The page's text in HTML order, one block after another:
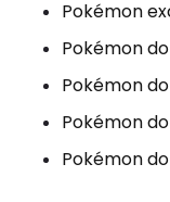
Pokémon
Pokémon
Pokémon
Pokémon
Pokémon